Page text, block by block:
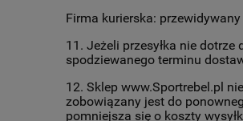
Firma kurierska:
11. Jeżeli przesyłka nie
spodziewanego terminu
12. Sklep www.Sportrebel.pl
zobowiązany jest do
pomniejsza się o koszty